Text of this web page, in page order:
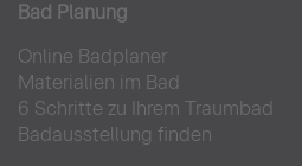
Bad Planung
Online Badplaner
Materialien im Bad
6 Schritte zu Ihrem Traumbad
Badausstellung finden